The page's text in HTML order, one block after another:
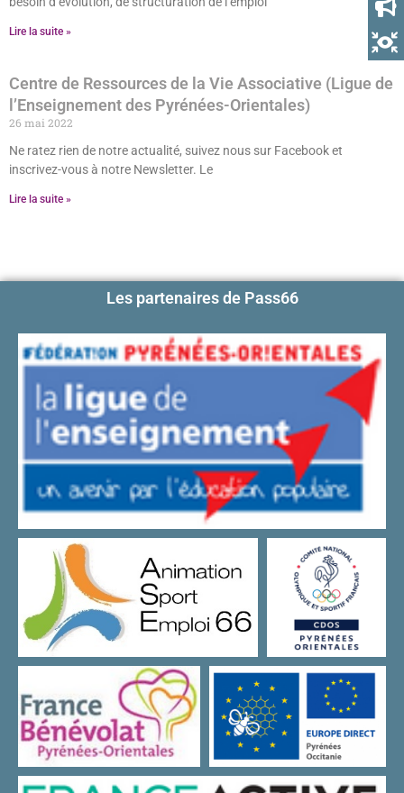
Lire la suite »
Centre de Ressources de la Vie Associative (Ligue de
l’Enseignement des Pyrénées-Orientales)
26 mai 2022
Ne ratez rien de notre actualité, suivez nous sur Facebook et
inscrivez-vous à notre Newsletter. Le
Lire la suite »
Les partenaires de Pass66